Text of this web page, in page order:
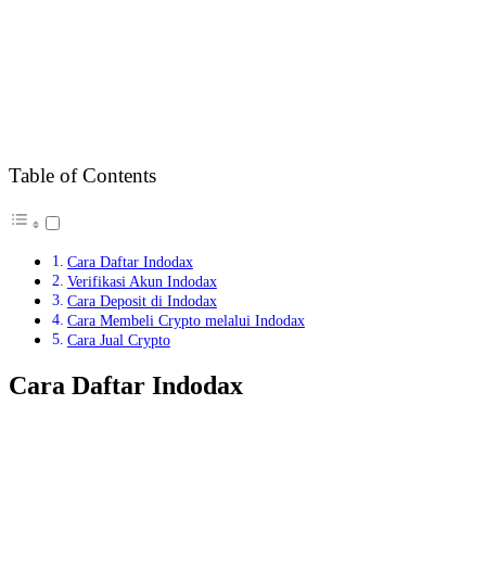
Table of Contents
Cara Daftar Indodax
Verifikasi Akun Indodax
Cara Deposit di Indodax
Cara Membeli Crypto melalui Indodax
Cara Jual Crypto
Cara Daftar Indodax